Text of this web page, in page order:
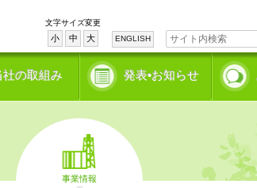
文字サイズ変更
小 中 大 ENGLISH
社の取組み 発表•お知らせ
事業情報